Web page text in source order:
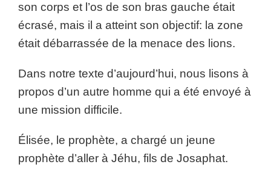
son corps et l’os de son bras gauche était
écrasé, mais il a atteint son objectif: la zone
était débarrassée de la menace des lions.
Dans notre texte d’aujourd’hui, nous lisons à
propos d’un autre homme qui a été envoyé à
une mission difficile.
Élisée, le prophète, a chargé un jeune
prophète d’aller à Jéhu, fils de Josaphat.